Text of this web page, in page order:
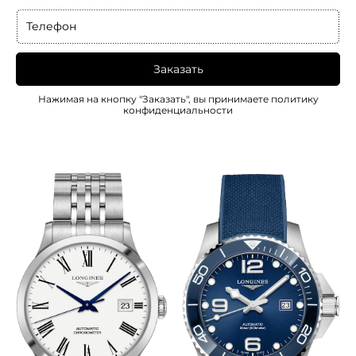
Телефон
Заказать
Нажимая на кнопку "Заказать", вы принимаете политику
конфиденциальности